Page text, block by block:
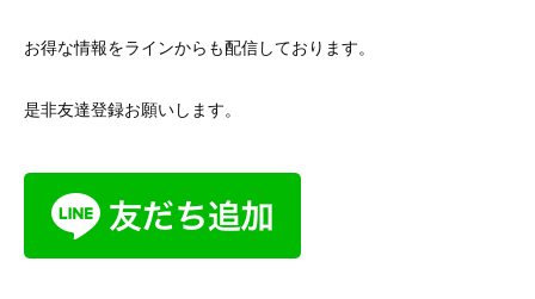
お得な情報をラインからも配信しております。
是非友達登録お願いします。